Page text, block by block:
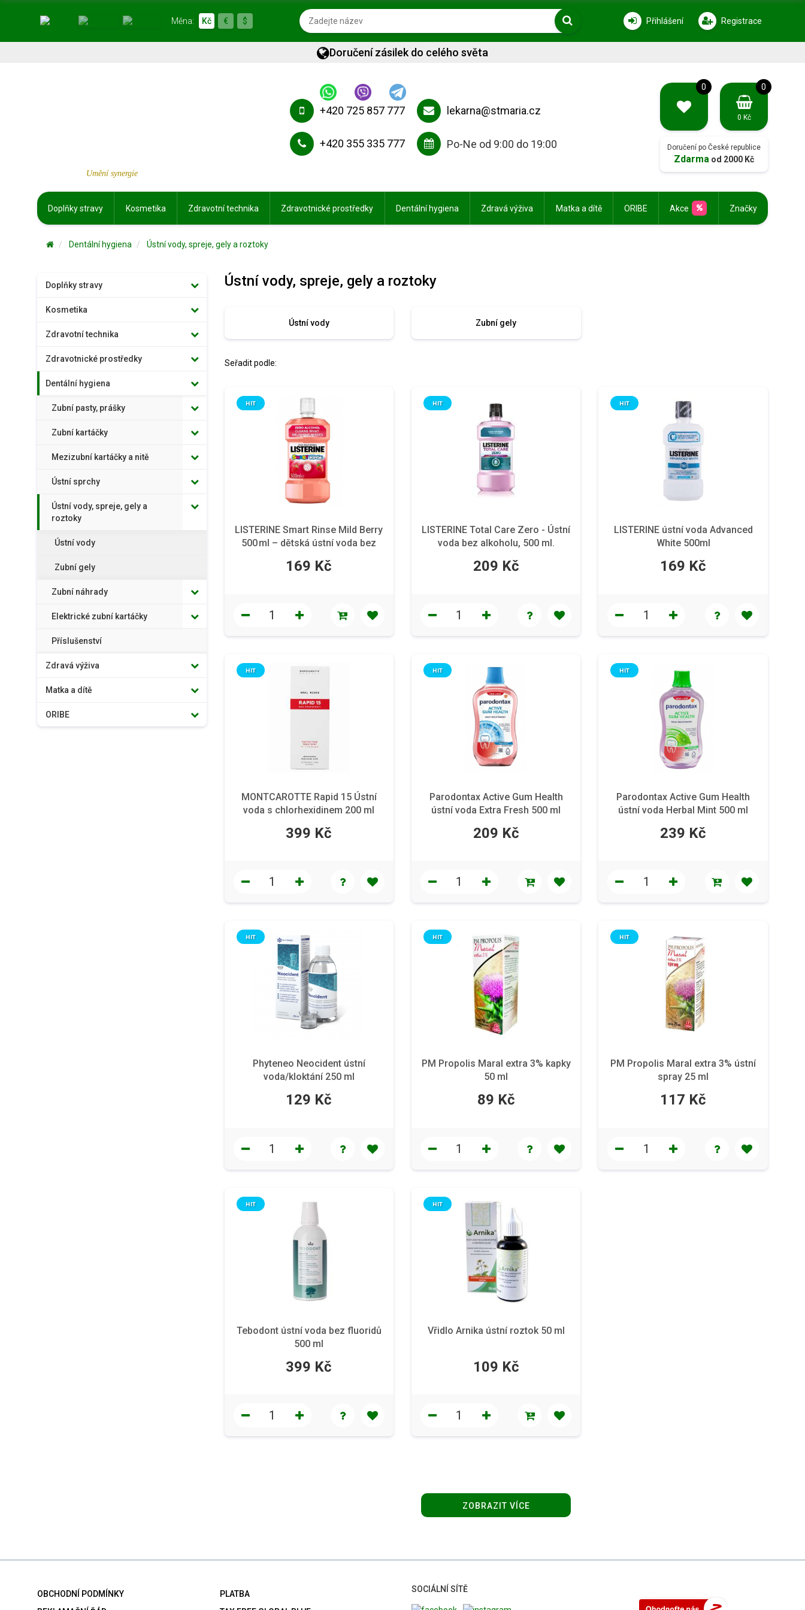
Měna: Kč € $ Přihlášení Registrace
Doručení zásilek do celého světa
Umění synergie
+420 725 857 777
+420 355 335 777
lekarna@stmaria.cz
Po-Ne od 9:00 do 19:00
0 0
0 Kč
Doručení po České republice
Zdarma od 2000 Kč
Doplňky stravy Kosmetika Zdravotní technika Zdravotnické prostředky Dentální hygiena Zdravá výživa Matka a dítě ORIBE Akce Značky
Dentální hygiena Ústní vody, spreje, gely a roztoky
Doplňky stravy
Kosmetika
Zdravotní technika
Zdravotnické prostředky
Dentální hygiena
Zubní pasty, prášky
Zubní kartáčky
Mezizubní kartáčky a nitě
Ústní sprchy
Ústní vody, spreje, gely a
roztoky
Ústní vody
Zubní gely
Zubní náhrady
Elektrické zubní kartáčky
Příslušenství
Zdravá výživa
Matka a dítě
ORIBE
Ústní vody, spreje, gely a roztoky
Ústní vody Zubní gely
Seřadit podle:
LISTERINE Smart Rinse Mild Berry
500 ml – dětská ústní voda bez
HIT
169 Kč
LISTERINE Total Care Zero - Ústní
voda bez alkoholu, 500 ml.
HIT
209 Kč
LISTERINE ústní voda Advanced
White 500ml
HIT
169 Kč
MONTCAROTTE Rapid 15 Ústní
voda s chlorhexidinem 200 ml
HIT
399 Kč
Parodontax Active Gum Health
ústní voda Extra Fresh 500 ml
HIT
209 Kč
Parodontax Active Gum Health
ústní voda Herbal Mint 500 ml
HIT
239 Kč
Phyteneo Neocident ústní
voda/kloktání 250 ml
HIT
129 Kč
PM Propolis Maral extra 3% kapky
50 ml
HIT
89 Kč
PM Propolis Maral extra 3% ústní
spray 25 ml
HIT
117 Kč
Tebodont ústní voda bez fluoridů
500 ml
HIT
399 Kč
Vřidlo Arnika ústní roztok 50 ml
HIT
109 Kč
ZOBRAZIT VÍCE
OBCHODNÍ PODMÍNKY
PLATBA
SOCIÁLNÍ SÍTĚ